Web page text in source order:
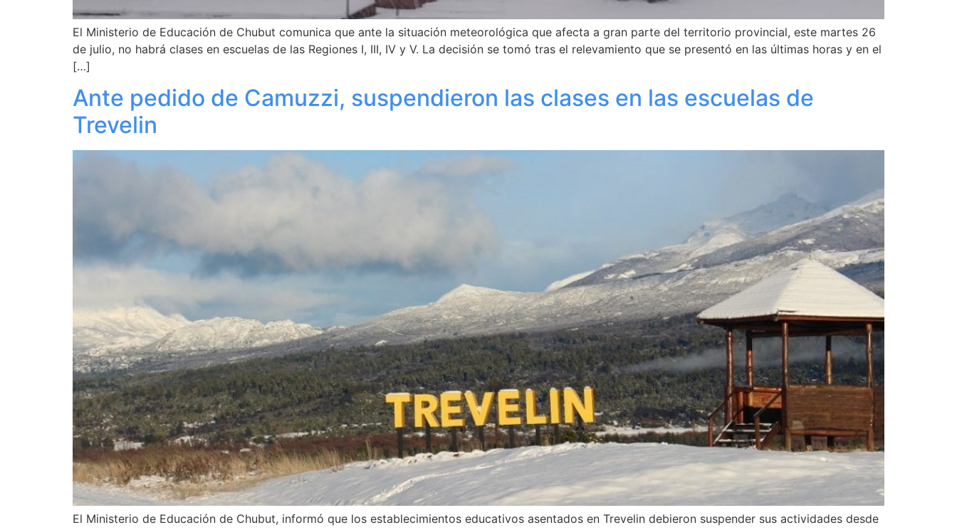
El Ministerio de Educación de Chubut comunica que ante la situación meteorológica que afecta a gran parte del territorio provincial, este martes 26
de julio, no habrá clases en escuelas de las Regiones I, III, IV y V. La decisión se tomó tras el relevamiento que se presentó en las últimas horas y en el
[…]
Ante pedido de Camuzzi, suspendieron las clases en las escuelas de
Trevelin
El Ministerio de Educación de Chubut, informó que los establecimientos educativos asentados en Trevelin debieron suspender sus actividades desde